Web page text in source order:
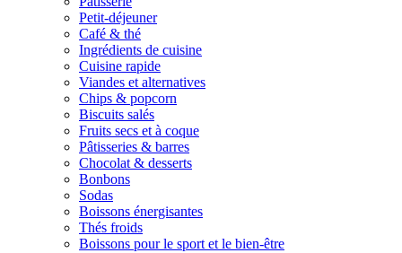
Petit-déjeuner
Café & thé
Ingrédients de cuisine
Cuisine rapide
Viandes et alternatives
Chips & popcorn
Biscuits salés
Fruits secs et à coque
Pâtisseries & barres
Chocolat & desserts
Bonbons
Sodas
Boissons énergisantes
Thés froids
Boissons pour le sport et le bien-être